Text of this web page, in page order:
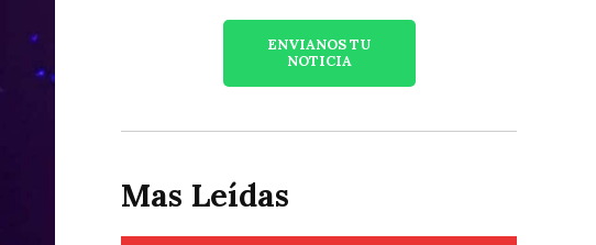
ENVIANOS TU
NOTICIA
Mas Leídas